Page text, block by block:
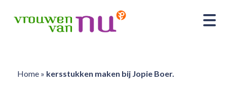
Home» kersstukken maken bij Jopie Boer.